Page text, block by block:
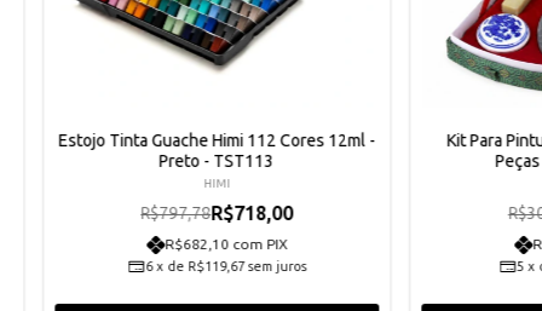
Estojo Tinta Guache Himi 112 Cores 12ml -
Preto - TST113
HIMI
R$797,78R$718,00
R$682,10 com PIX
6 x de R$119,67 sem juros
Kit Para
5 x